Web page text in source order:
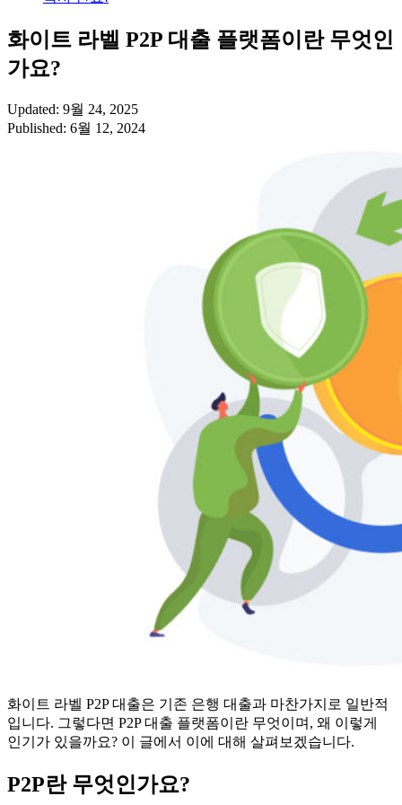
화이트 라벨 P2P 대출 플랫폼이란 무엇인
가요?
Updated: 9월 24, 2025
Published: 6월 12, 2024
화이트 라벨 P2P 대출은 기존 은행 대출과 마찬가지로 일반적
입니다. 그렇다면 P2P 대출 플랫폼이란 무엇이며, 왜 이렇게
인기가 있을까요? 이 글에서 이에 대해 살펴보겠습니다.
P2P란 무엇인가요?